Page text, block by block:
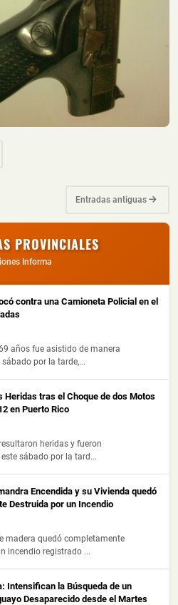
Entradas antiguas
PROVINCIALES
Informa
contra una Camioneta Policial en el
años fue asistido de manera
por la tarde,...
Heridas tras el Choque de dos Motos
en Puerto Rico
heridas y fueron
sábado por la tard...
Encendida y su Vivienda quedó
Destruida por un Incendio
madera quedó completamente
incendio registrado ...
Intensifican la Búsqueda de un
Desaparecido desde el Martes